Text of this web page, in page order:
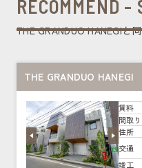
RECOMMEND -
THE GRANDUO HANEGIと
THE GRANDUO HANEGI
賃料
間取り
住所
交通
竣工